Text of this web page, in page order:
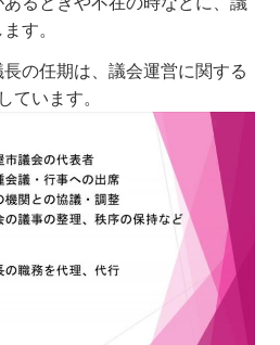
す。
の任期は、議会運営に関する
ています。